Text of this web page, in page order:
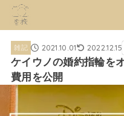
雑記 2021.10.01 2022.12.15
ケイウノの婚約指輪を
費用を公開